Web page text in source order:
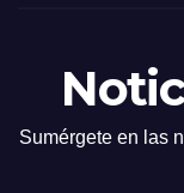
Sumérgete en las